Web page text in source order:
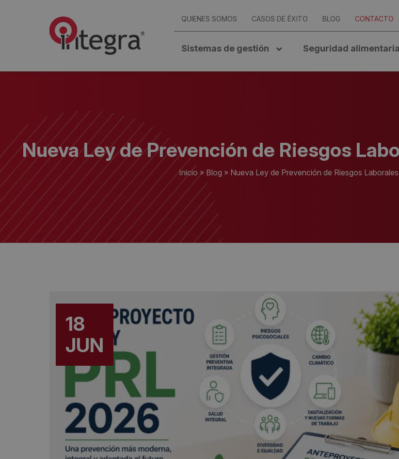
QUIENES SOMOS CASOS DE ÉXITO BLOG CONTACTO
Sistemas de gestión Seguridad alimentaria
Nueva Ley de Prevención de Riesgos
Inicio » Blog » Nueva Ley de Prevención de Riesgos
18
JUN